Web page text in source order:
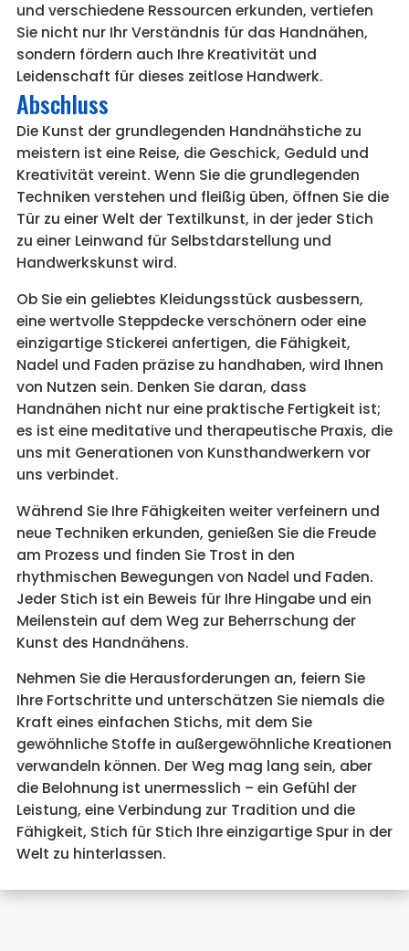
und verschiedene Ressourcen erkunden, vertiefen
Sie nicht nur Ihr Verständnis für das Handnähen,
sondern fördern auch Ihre Kreativität und
Leidenschaft für dieses zeitlose Handwerk.
Abschluss
Die Kunst der grundlegenden Handnähstiche zu
meistern ist eine Reise, die Geschick, Geduld und
Kreativität vereint. Wenn Sie die grundlegenden
Techniken verstehen und fleißig üben, öffnen Sie die
Tür zu einer Welt der Textilkunst, in der jeder Stich
zu einer Leinwand für Selbstdarstellung und
Handwerkskunst wird.
Ob Sie ein geliebtes Kleidungsstück ausbessern,
eine wertvolle Steppdecke verschönern oder eine
einzigartige Stickerei anfertigen, die Fähigkeit,
Nadel und Faden präzise zu handhaben, wird Ihnen
von Nutzen sein. Denken Sie daran, dass
Handnähen nicht nur eine praktische Fertigkeit ist;
es ist eine meditative und therapeutische Praxis, die
uns mit Generationen von Kunsthandwerkern vor
uns verbindet.
Während Sie Ihre Fähigkeiten weiter verfeinern und
neue Techniken erkunden, genießen Sie die Freude
am Prozess und finden Sie Trost in den
rhythmischen Bewegungen von Nadel und Faden.
Jeder Stich ist ein Beweis für Ihre Hingabe und ein
Meilenstein auf dem Weg zur Beherrschung der
Kunst des Handnähens.
Nehmen Sie die Herausforderungen an, feiern Sie
Ihre Fortschritte und unterschätzen Sie niemals die
Kraft eines einfachen Stichs, mit dem Sie
gewöhnliche Stoffe in außergewöhnliche Kreationen
verwandeln können. Der Weg mag lang sein, aber
die Belohnung ist unermesslich – ein Gefühl der
Leistung, eine Verbindung zur Tradition und die
Fähigkeit, Stich für Stich Ihre einzigartige Spur in der
Welt zu hinterlassen.